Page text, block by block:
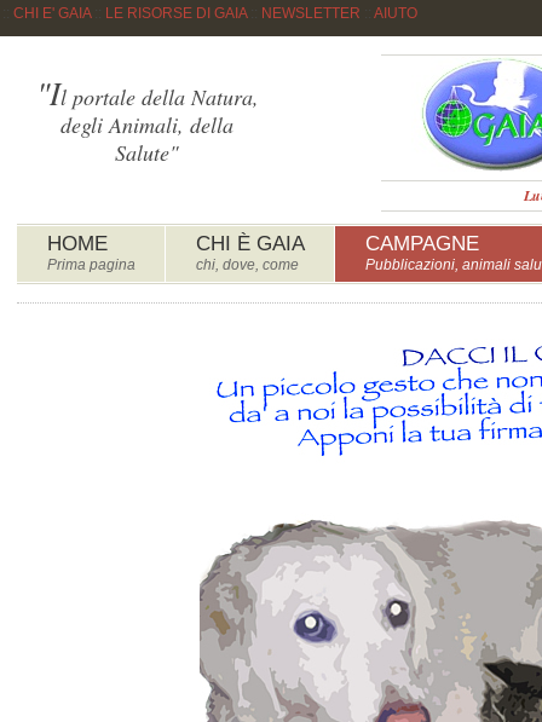
CHI E' GAIA:: LE RISORSE DI GAIA:: NEWSLETTER AIUTO
HOME
Prima pagina
CHI È GAIA
chi, dove, come
CAMPAGNE
Pubblicazioni, animali
"Il portale della Natura,
degli Animali, della
Salute"